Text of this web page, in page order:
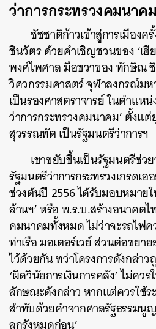
ว่าการกระทรวงคมนาคม
ชัชชาติก้าวเข้าสู่การเมือง
ชินวัตร ด้วยคำเชิญชวนของ ‘เฮี
พงศ์ไพศาล มือขวาของ ทักษิณ
วิศวกรรมศาสตร์ จุฬาลงกรณ์ม
เป็นรองศาสตราจารย์ ในตำแห
ว่าการกระทรวงคมนาคม’ ตั้งแ
สุวรรณทัต เป็นรัฐมนตรีว่าการฯ
เขาขยับขึ้นเป็นรัฐมนตรีช่ว
รัฐมนตรีว่าการกระทรวงเกรดเ
ช่วงต้นปี 2556 ได้รับมอบหมายใ
ล้านฯ’ หรือ พ.ร.บ.สร้างอนาคต
คมนาคมทั้งหมด ไม่ว่าจะรถไฟค
ท่าเรือ มอเตอร์เวย์ ส่วนต่อขย
ไว้ด้วยกัน ทว่าโครงการดังกล่า
‘ผิดวินัยการเงินการคลัง’ ไม่คว
ลักษณะดังกล่าว หากแต่ควรใช้
สำทับด้วยคำจากศาลรัฐธรรมนู
ลูกรังหมดก่อน’